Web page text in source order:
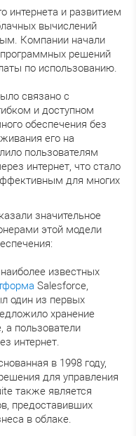
интернета и развитием
вычислений
Компании начали
решений
по использованию.
связано с
и доступном
обеспечения без
его на
пользователям
интернет, что стало
для многих
значительное
этой модели
известных
Salesforce,
один из первых
хранение
а пользователи
интернет.
в 1998 году,
для управления
также является
предоставивших
в облаке.